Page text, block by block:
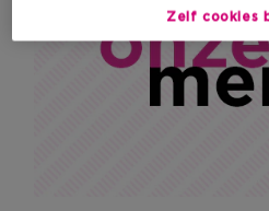
Zelf cookies